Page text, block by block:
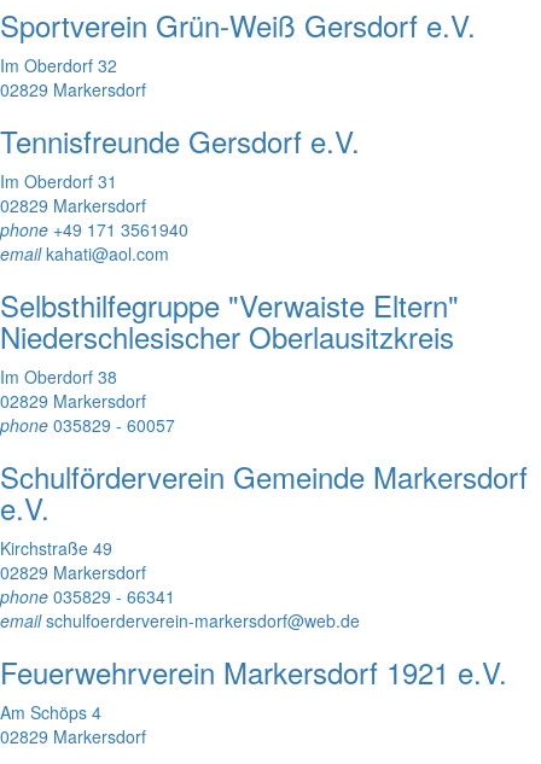
Sportverein Grün-Weiß Gersdorf e.V.
Im Oberdorf 32
02829 Markersdorf
Tennisfreunde Gersdorf e.V.
Im Oberdorf 31
02829 Markersdorf
phone +49 171 3561940
emailkahati@aol.com
Selbsthilfegruppe "Verwaiste Eltern"
Niederschlesischer Oberlausitzkreis
Im Oberdorf 38
02829 Markersdorf
phone 035829 - 60057
Schulförderverein Gemeinde Markersdorf
e.V.
Kirchstraße 49
02829 Markersdorf
phone 035829 - 66341
emailschulfoerderverein-markersdorf@web.de
Feuerwehrverein Markersdorf 1921 e.V.
Am Schöps 4
02829 Markersdorf